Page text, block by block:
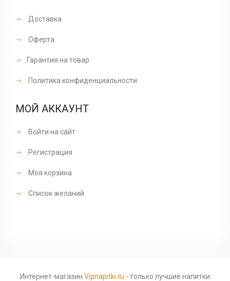
Доставка
Оферта
Гарантия на товар
Политика конфиденциальности
МОЙ АККАУНТ
Войти на сайт
Регистрация
Моя корзина
Список желаний
Интернет-магазин Vipnapitki.ru - только лучшие напитки